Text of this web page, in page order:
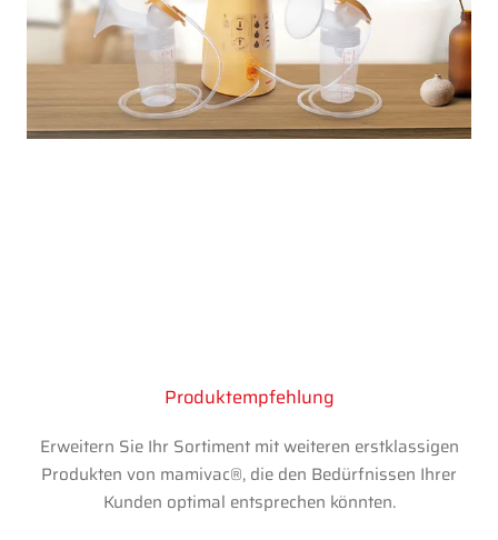
Produktempfehlung
Erweitern Sie Ihr Sortiment mit weiteren erstklassigen
Produkten von mamivac®, die den Bedürfnissen Ihrer
Kunden optimal entsprechen könnten.